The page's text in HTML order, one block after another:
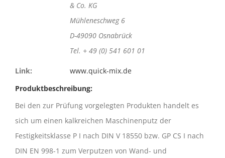
& Co. KG
Mühleneschweg 6
D-49090 Osnabrück
Tel. + 49 (0) 541 601 01
Link:
www.quick-mix.de
Produktbeschreibung:
Bei den zur Prüfung vorgelegten Produkten handelt es
sich um einen kalkreichen Maschinenputz der
Festigkeitsklasse P I nach DIN V 18550 bzw. GP CS I nach
DIN EN 998-1 zum Verputzen von Wand- und